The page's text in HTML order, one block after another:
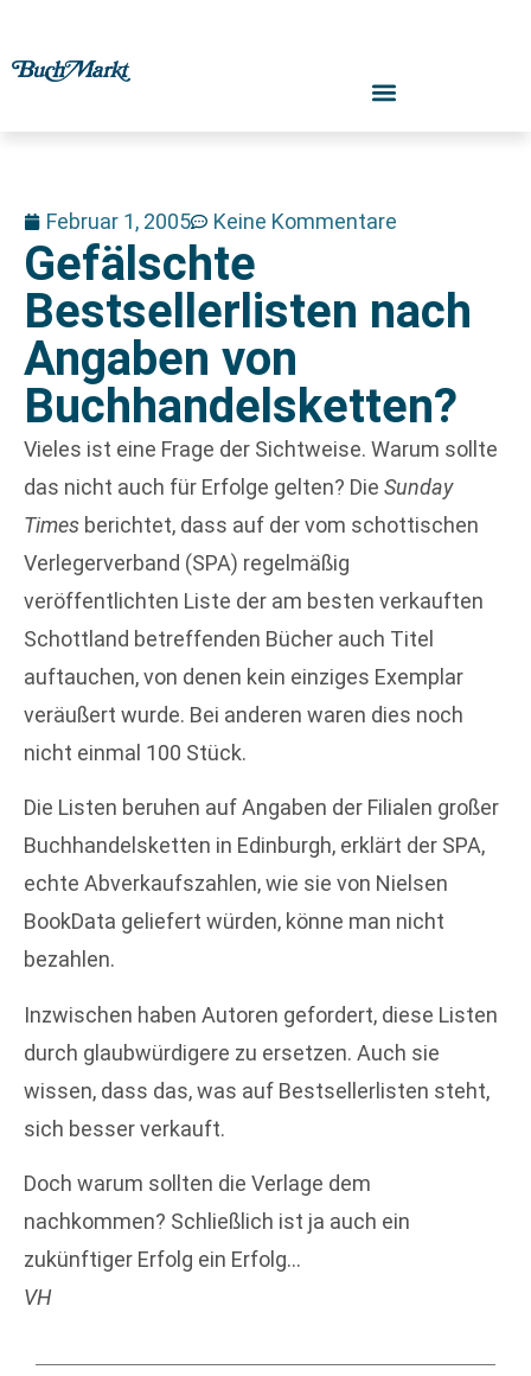
Februar 1, 2005 Keine Kommentare
Gefälschte
Bestsellerlisten nach
Angaben von
Buchhandelsketten?
Vieles ist eine Frage der Sichtweise. Warum sollte
das nicht auch für Erfolge gelten? Die Sunday
Times berichtet, dass auf der vom schottischen
Verlegerverband (SPA) regelmäßig
veröffentlichten Liste der am besten verkauften
Schottland betreffenden Bücher auch Titel
auftauchen, von denen kein einziges Exemplar
veräußert wurde. Bei anderen waren dies noch
nicht einmal 100 Stück.
Die Listen beruhen auf Angaben der Filialen großer
Buchhandelsketten in Edinburgh, erklärt der SPA,
echte Abverkaufszahlen, wie sie von Nielsen
BookData geliefert würden, könne man nicht
bezahlen.
Inzwischen haben Autoren gefordert, diese Listen
durch glaubwürdigere zu ersetzen. Auch sie
wissen, dass das, was auf Bestsellerlisten steht,
sich besser verkauft.
Doch warum sollten die Verlage dem
nachkommen? Schließlich ist ja auch ein
zukünftiger Erfolg ein Erfolg…
VH